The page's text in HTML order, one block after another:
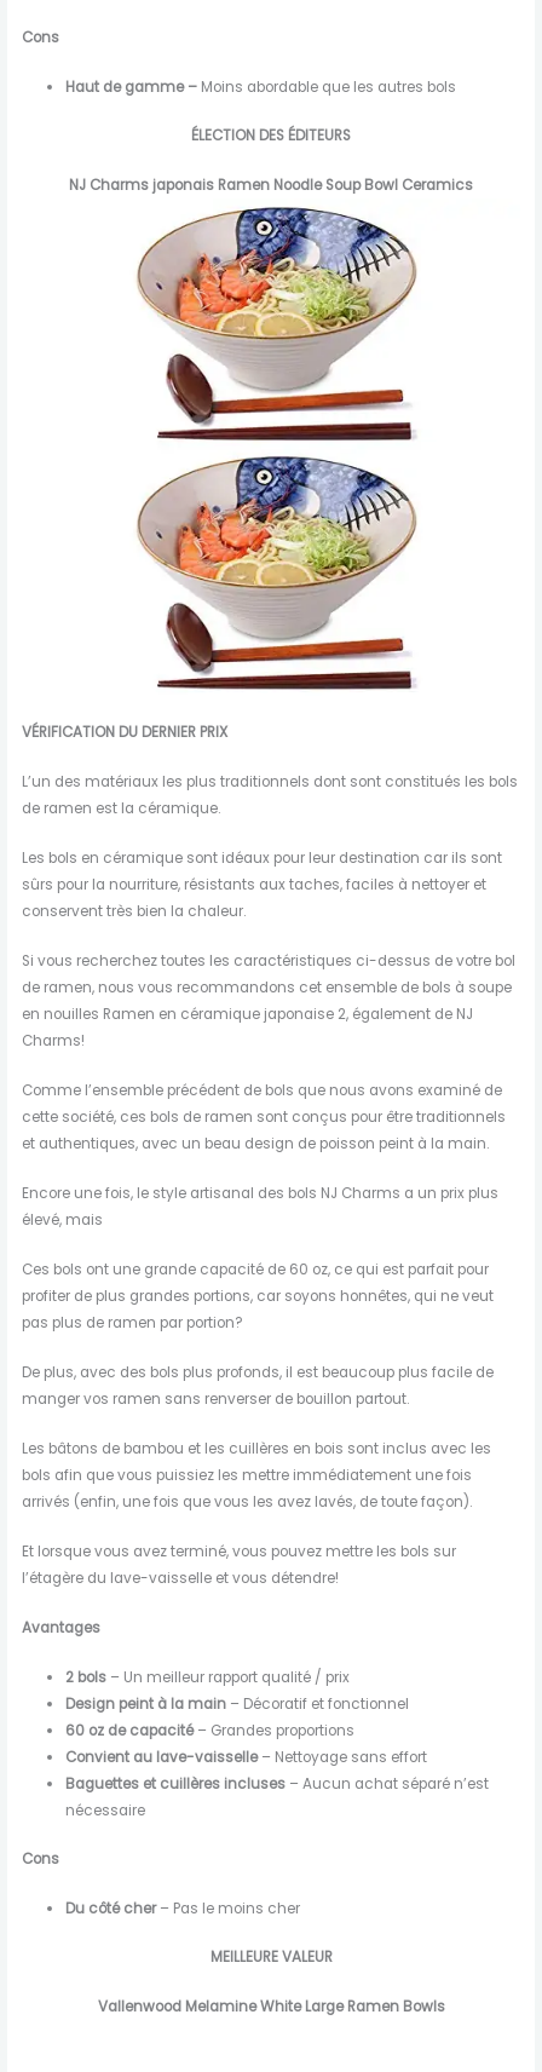
Cons
Haut de gamme –Moins abordable que les autres bols
ÉLECTION DES ÉDITEURS
NJ Charms japonais Ramen Noodle Soup Bowl Ceramics
VÉRIFICATION DU DERNIER PRIX
L’un des matériaux les plus traditionnels dont sont constitués les bols
de ramen est la céramique.
Les bols en céramique sont idéaux pour leur destination car ils sont
sûrs pour la nourriture, résistants aux taches, faciles à nettoyer et
conservent très bien la chaleur.
Si vous recherchez toutes les caractéristiques ci-dessus de votre bol
de ramen, nous vous recommandons cet ensemble de bols à soupe
en nouilles Ramen en céramique japonaise 2, également de NJ
Charms!
Comme l’ensemble précédent de bols que nous avons examiné de
cette société, ces bols de ramen sont conçus pour être traditionnels
et authentiques, avec un beau design de poisson peint à la main.
Encore une fois, le style artisanal des bols NJ Charms a un prix plus
élevé, mais
Ces bols ont une grande capacité de 60 oz, ce qui est parfait pour
profiter de plus grandes portions, car soyons honnêtes, qui ne veut
pas plus de ramen par portion?
De plus, avec des bols plus profonds, il est beaucoup plus facile de
manger vos ramen sans renverser de bouillon partout.
Les bâtons de bambou et les cuillères en bois sont inclus avec les
bols afin que vous puissiez les mettre immédiatement une fois
arrivés (enfin, une fois que vous les avez lavés, de toute façon).
Et lorsque vous avez terminé, vous pouvez mettre les bols sur
l’étagère du lave-vaisselle et vous détendre!
Avantages
2 bols – Un meilleur rapport qualité / prix
Design peint à la main – Décoratif et fonctionnel
60 oz de capacité– Grandes proportions
Convient au lave-vaisselle– Nettoyage sans effort
Baguettes et cuillères incluses – Aucun achat séparé n’est
nécessaire
Cons
Du côté cher– Pas le moins cher
MEILLEURE VALEUR
Vallenwood Melamine White Large Ramen Bowls